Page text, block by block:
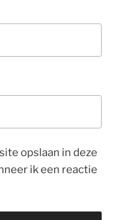
opslaan in deze
ik een reactie